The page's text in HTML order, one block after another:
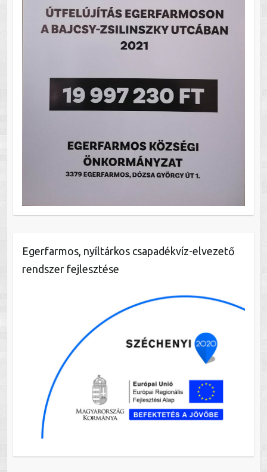
Egerfarmos, nyíltárkos csapadékvíz-elvezető
rendszer fejlesztése